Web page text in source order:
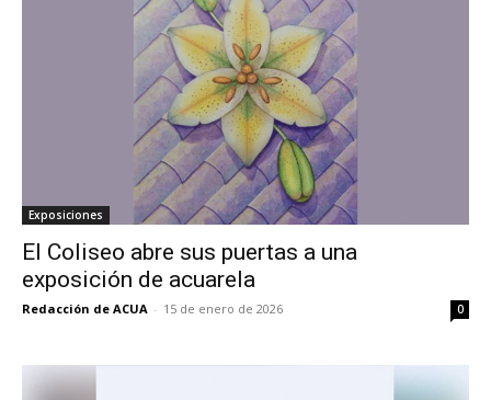
Exposiciones
El Coliseo abre sus puertas a una
exposición de acuarela
Redacción de ACUA - 15 de enero de 2026 0